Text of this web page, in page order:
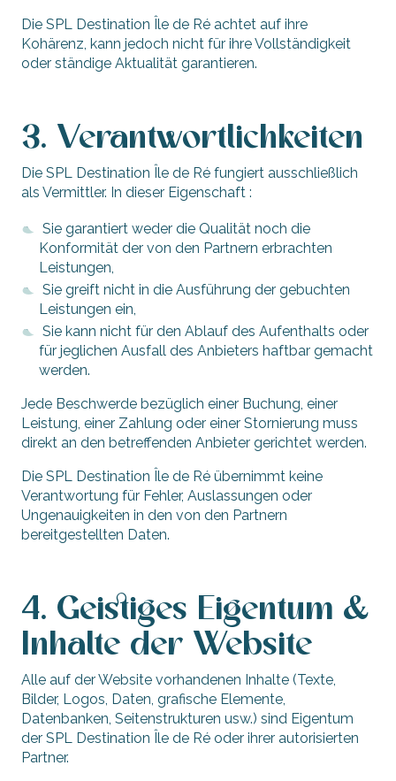
Die SPL Destination Île de Ré achtet auf ihre
Kohärenz, kann jedoch nicht für ihre Vollständigkeit
oder ständige Aktualität garantieren.
3. Verantwortlichkeiten
Die SPL Destination Île de Ré fungiert ausschließlich
als Vermittler. In dieser Eigenschaft :
Sie garantiert weder die Qualität noch die
Konformität der von den Partnern erbrachten
Leistungen,
Sie greift nicht in die Ausführung der gebuchten
Leistungen ein,
Sie kann nicht für den Ablauf des Aufenthalts oder
für jeglichen Ausfall des Anbieters haftbar gemacht
werden.
Jede Beschwerde bezüglich einer Buchung, einer
Leistung, einer Zahlung oder einer Stornierung muss
direkt an den betreffenden Anbieter gerichtet werden.
Die SPL Destination Île de Ré übernimmt keine
Verantwortung für Fehler, Auslassungen oder
Ungenauigkeiten in den von den Partnern
bereitgestellten Daten.
4. Geistiges Eigentum &
Inhalte der Website
Alle auf der Website vorhandenen Inhalte (Texte,
Bilder, Logos, Daten, grafische Elemente,
Datenbanken, Seitenstrukturen usw.) sind Eigentum
der SPL Destination Île de Ré oder ihrer autorisierten
Partner.